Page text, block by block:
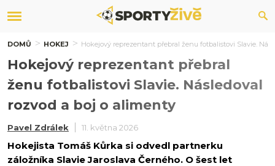
DOMŮ HOKEJ Hokejový reprezentant přebral ženu fotbalistovi Slavie.
Hokejový reprezentant přebral
ženu fotbalistovi Slavie. Následoval
rozvod a boj o alimenty
Pavel Zdrálek 11. května 2026
Hokejista Tomáš Kůrka si odvedl partnerku
záložníka Slavie Jaroslava Černého. O šest let